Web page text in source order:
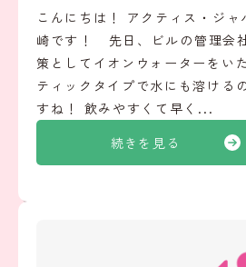
続きを見る
こんにちは！ アクティス・ジ
崎です！ 先日、ビルの管理会
策としてイオンウォーターを
ティックタイプで水にも溶ける
すね！ 飲みやすくて早く...